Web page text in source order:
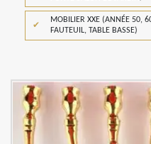
MOBILIER XXE (ANNÉE 50,
FAUTEUIL, TABLE BASSE)